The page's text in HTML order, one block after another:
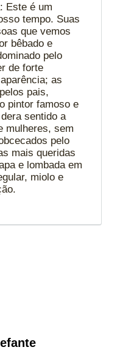
Este é um
tempo. Suas
que vemos
bêbado e
pelo
de forte
as
pais,
pintor famoso e
sentido a
mulheres, sem
pelo
mais queridas
e lombada em
miolo e